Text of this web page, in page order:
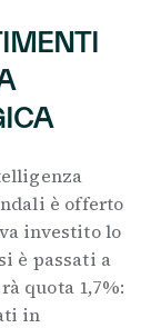
è offerto
investito lo
è passati a
quota 1,7%:
in